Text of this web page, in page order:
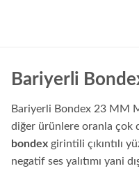
Bariyerli
Bariyerli Bondex 23 MM
diğer ürünlere oranla çok
bondexgirintili çıkıntılı
negatif ses yalıtımı yani